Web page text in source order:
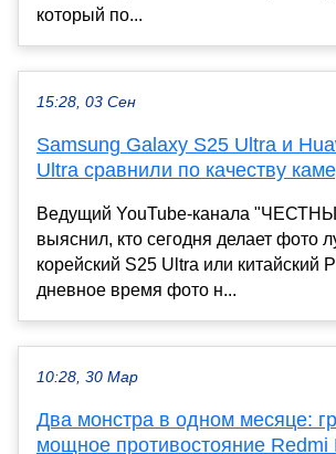
который по...
15:28, 03 Сен
Samsung Galaxy S25 Ultra и
Ultra сравнили по качеству
Ведущий YouTube-канала
выяснил, кто сегодня делает фото
корейский S25 Ultra или китайский
дневное время фото н...
10:28, 30 Мар
Два монстра в одном месяце:
мощное противостояние Redmi